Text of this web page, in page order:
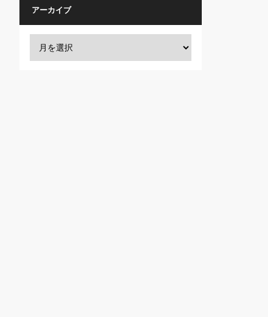
アーカイブ